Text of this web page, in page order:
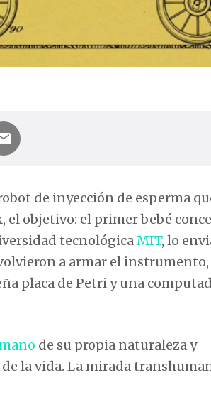
de inyección de esperma
el objetivo: el primer bebé
tecnológicaMIT, lo
a armar el instrumento,
placa de Petri y una
de su propia naturaleza y
la vida. La mirada